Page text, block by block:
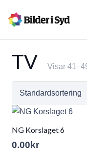
TV Visar
NG Korslaget 6
0.00 kr